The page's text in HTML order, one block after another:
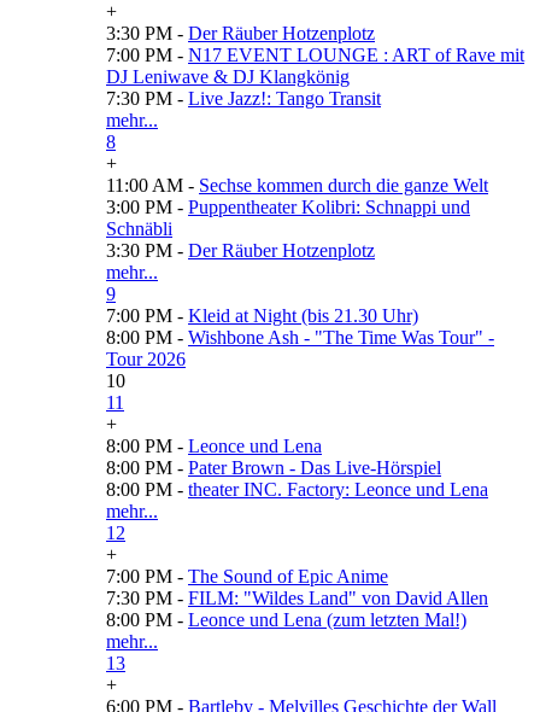
+
3:30 PM - Der Räuber Hotzenplotz
7:00 PM - N17 EVENT LOUNGE : ART of Rave mit
DJ Leniwave & DJ Klangkönig
7:30 PM - Live Jazz!: Tango Transit
mehr...
8
+
11:00 AM - Sechse kommen durch die ganze Welt
3:00 PM - Puppentheater Kolibri: Schnappi und
Schnäbli
3:30 PM - Der Räuber Hotzenplotz
mehr...
9
7:00 PM - Kleid at Night (bis 21.30 Uhr)
8:00 PM - Wishbone Ash - "The Time Was Tour" -
Tour 2026
10
11
+
8:00 PM - Leonce und Lena
8:00 PM - Pater Brown - Das Live-Hörspiel
8:00 PM - theater INC. Factory: Leonce und Lena
mehr...
12
+
7:00 PM - The Sound of Epic Anime
7:30 PM - FILM: "Wildes Land" von David Allen
8:00 PM - Leonce und Lena (zum letzten Mal!)
mehr...
13
+
6:00 PM - Bartleby - Melvilles Geschichte der Wall